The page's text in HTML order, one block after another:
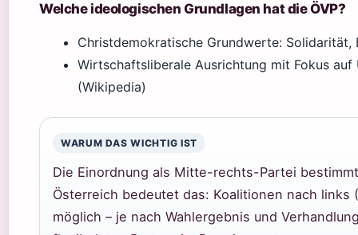
Welche ideologischen Grundlagen hat die ÖVP?
Christdemokratische Grundwerte:
Wirtschaftsliberale Ausrichtung mit Fokus
(Wikipedia)
WARUM DAS WICHTIG IST
Die Einordnung als Mitte-rechts-Partei
Österreich bedeutet das: Koalitionen nach links
möglich – je nach Wahlergebnis und